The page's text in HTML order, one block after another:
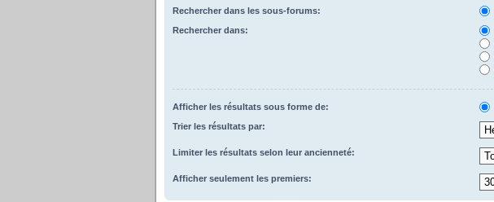
Rechercher dans les sous-forums:
Rechercher dans:
Afficher les résultats sous forme de:
Trier les résultats par:
Limiter les résultats selon leur ancienneté:
Afficher seulement les premiers: